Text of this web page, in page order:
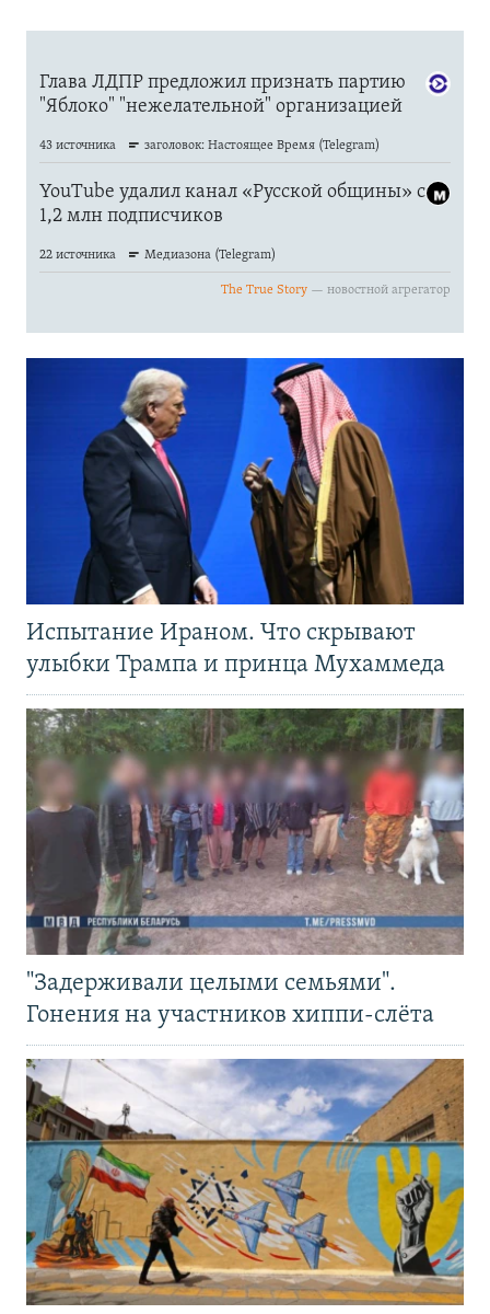
Испытание Ираном. Что скрывают
улыбки Трампа и принца Мухаммеда
"Задерживали целыми семьями".
Гонения на участников хиппи-слёта